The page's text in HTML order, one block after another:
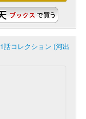
話コレクション (河出